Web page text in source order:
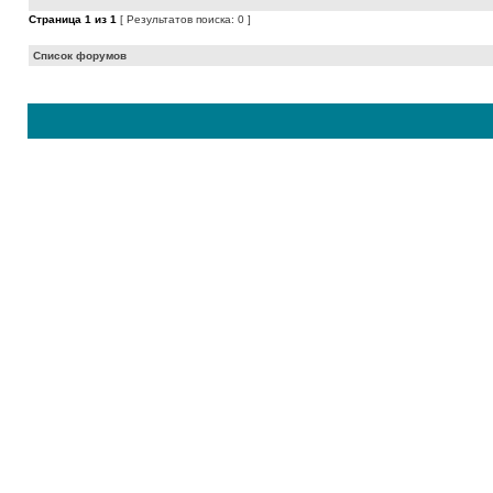
Страница 1 из 1 [ Результатов поиска: 0 ]
Список форумов